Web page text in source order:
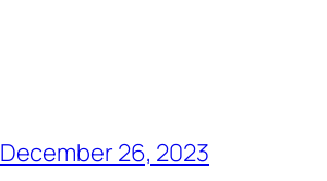
December 26, 2023